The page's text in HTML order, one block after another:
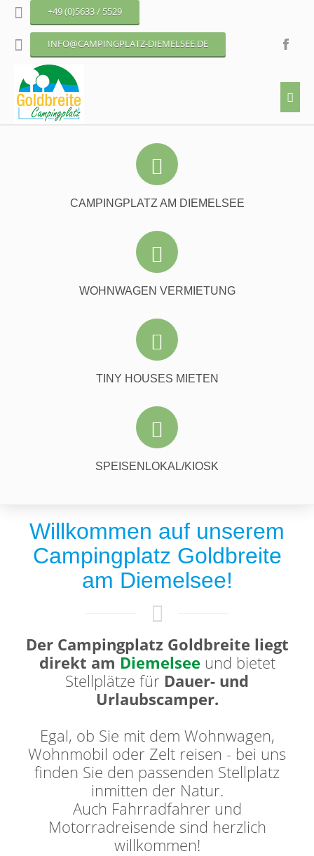
+49 (0)5633 / 5529
INFO@CAMPINGPLATZ-DIEMELSEE.DE
CAMPINGPLATZ AM DIEMELSEE
Liegt direkt am Ufer des Diemelsees und bietet Stellplätze für Dauer-
und Urlaubscamper.
MEHR DAZU
WOHNWAGEN VERMIETUNG
Erleben Sie alle Annehmlichkeiten einer Ferienwohnung in unseren
Mietwohnwagen.
MEHR DAZU
TINY HOUSES MIETEN
Genießen Sie Ihren Urlaub in unseren modernen Tiny Houses mit
Seeblick.
MEHR DAZU
SPEISENLOKAL/KIOSK
In unserem Speiselokal bekommen Sie Speisen und Getränke.
MEHR DAZU
Willkommen auf unserem
Campingplatz Goldbreite
am Diemelsee!
Der Campingplatz Goldbreite liegt
direkt am Diemelsee und bietet
Stellplätze für Dauer- und
Urlaubscamper.
Egal, ob Sie mit dem Wohnwagen,
Wohnmobil oder Zelt reisen - bei uns
finden Sie den passenden Stellplatz
inmitten der Natur.
Auch Fahrradfahrer und
Motorradreisende sind herzlich
willkommen!